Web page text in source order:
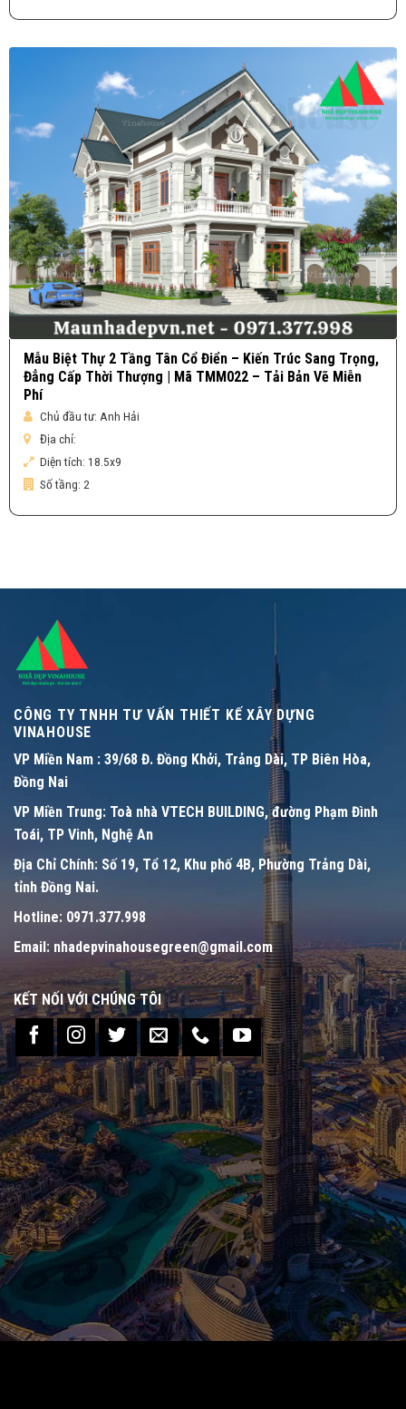
Mẫu Biệt Thự 2 Tầng Tân Cổ Điển – Kiến Trúc Sang Trọng,
Đẳng Cấp Thời Thượng | Mã TMM022 – Tải Bản Vẽ Miễn
Phí
Chủ đầu tư: Anh Hải
Địa chỉ:
Diện tích: 18.5x9
Số tầng: 2
CÔNG TY TNHH TƯ VẤN THIẾT KẾ XÂY DỰNG
VINAHOUSE
VP Miền Nam : 39/68 Đ. Đồng Khởi, Trảng Dài, TP Biên Hòa,
Đồng Nai
VP Miền Trung: Toà nhà VTECH BUILDING, đường Phạm Đình
Toái, TP Vinh, Nghệ An
Địa Chỉ Chính: Số 19, Tổ 12, Khu phố 4B, Phường Trảng Dài,
tỉnh Đồng Nai.
Hotline: 0971.377.998
Email: nhadepvinahousegreen@gmail.com
KẾT NỐI VỚI CHÚNG TÔI